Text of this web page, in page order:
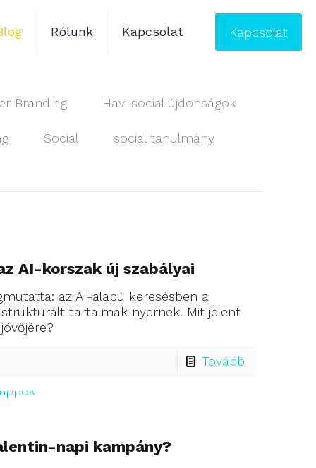
Rólunk Kapcsolat Kapcsolat
Branding Havi social újdonságok
Social social tanulmány
AI-korszak új szabályai
az AI-alapú keresésben a
tartalmak nyernek. Mit jelent
Tovább
napi kampány?